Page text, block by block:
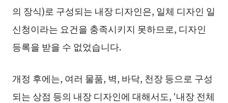
의 장식)로 구성되는 내장 디자인은, 일체 디자인 일
신청이라는 요건을 충족시키지 못하므로, 디자인
등록을 받을 수 없었습니다.
개정 후에는, 여러 물품, 벽, 바닥, 천장 등으로 구성
되는 상점 등의 내장 디자인에 대해서도, ‘내장 전체